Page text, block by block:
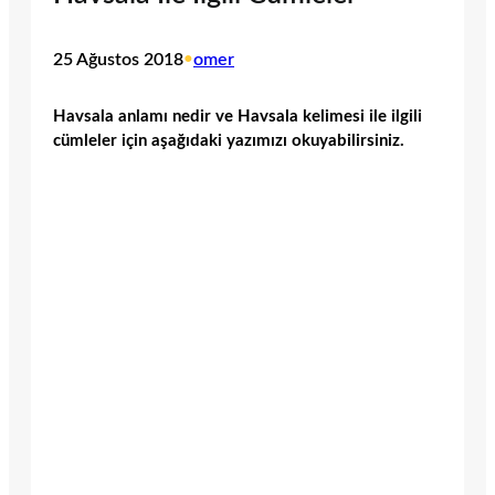
25 Ağustos 2018•omer
Havsala anlamı nedir ve Havsala kelimesi ile ilgili
cümleler için aşağıdaki yazımızı okuyabilirsiniz.